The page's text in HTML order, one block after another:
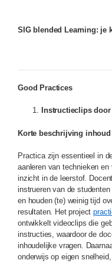
SIG blended Learning: je
Good Practices
Instructieclips
Korte beschrijving inhoud
Practica zijn essentieel in
aanleren van technieken
inzicht in de leerstof.
instrueren van de
en houden (te) weinig tijd
resultaten. Het project
ontwikkelt videoclips die
instructies, waardoor de
inhoudelijke vragen.
onderwijs op eigen